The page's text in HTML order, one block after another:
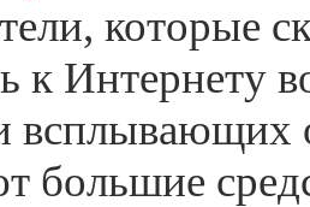
которые
к Интернету
всплывающих
большие